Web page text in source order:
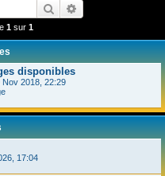
e
Rechercher
1 sur 1
disponibles
Nov 2018, 22:29
17:04